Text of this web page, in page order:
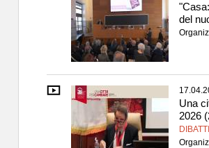
del
Una
2026